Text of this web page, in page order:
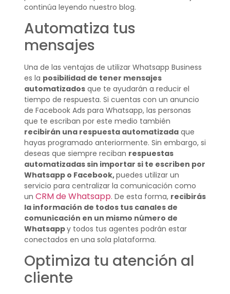
continúa leyendo nuestro blog.
Automatiza tus
mensajes
Una de las ventajas de utilizar Whatsapp Business
es la posibilidad de tener mensajes
automatizadosque te ayudarán a reducir el
tiempo de respuesta. Si cuentas con un anuncio
de Facebook Ads para Whatsapp, las personas
que te escriban por este medio también
recibirán una respuesta automatizadaque
hayas programado anteriormente. Sin embargo, si
deseas que siempre reciban respuestas
automatizadas sin importar si te escriben por
Whatsapp o Facebook,puedes utilizar un
servicio para centralizar la comunicación como
un CRM de Whatsapp. De esta forma, recibirás
la información de todos tus canales de
comunicación en un mismo número de
Whatsappy todos tus agentes podrán estar
conectados en una sola plataforma.
Optimiza tu atención al
cliente